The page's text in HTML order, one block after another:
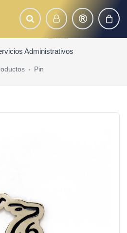
Administrativos
Pin